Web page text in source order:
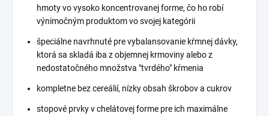
hmoty vo vysoko koncentrovanej forme, čo ho robí
výnimočným produktom vo svojej kategórii
špeciálne navrhnuté pre vybalansovanie kŕmnej dávky,
ktorá sa skladá iba z objemnej krmoviny alebo z
nedostatočného množstva "tvrdého" kŕmenia
kompletne bez cereálií, nízky obsah škrobov a cukrov
stopové prvky v chelátovej forme pre ich maximálne